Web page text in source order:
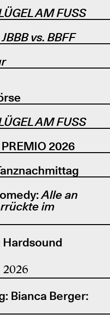
AM FUSS
JBBB vs. BBFF
AM FUSS
2026
Alle an
im
Hardsound
Bianca Berger: